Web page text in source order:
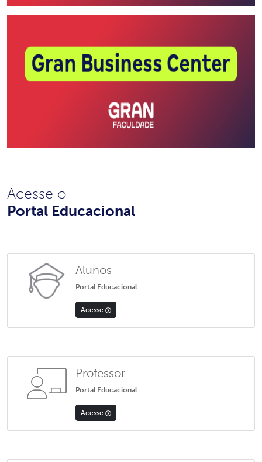
Acesse o
Portal Educacional
Alunos
Portal Educacional
Acesse
Professor
Portal Educacional
Acesse